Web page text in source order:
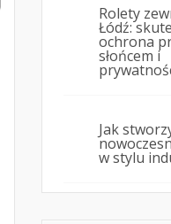
Rolety
Łódź:
ochrona
słońcem i
Jak
w stylu